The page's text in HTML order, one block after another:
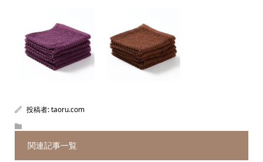
投稿者:taoru.com
関連記事一覧